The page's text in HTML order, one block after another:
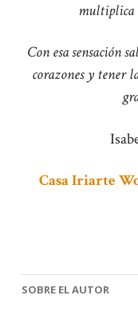
multiplica
Con esa sensación
corazones y tener
Casa Iriarte
SOBRE EL AUTOR